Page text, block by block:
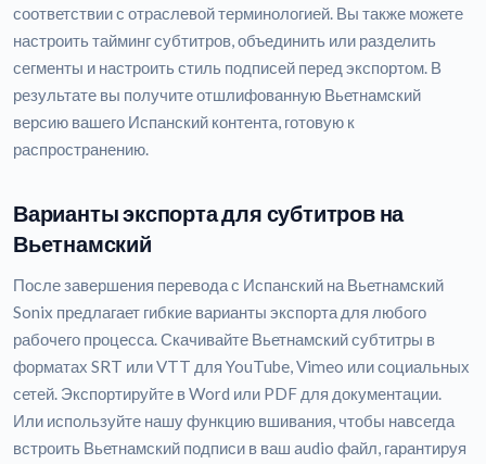
соответствии с отраслевой терминологией. Вы также можете
настроить тайминг субтитров, объединить или разделить
сегменты и настроить стиль подписей перед экспортом. В
результате вы получите отшлифованную Вьетнамский
версию вашего Испанский контента, готовую к
распространению.
Варианты экспорта для субтитров на
Вьетнамский
После завершения перевода с Испанский на Вьетнамский
Sonix предлагает гибкие варианты экспорта для любого
рабочего процесса. Скачивайте Вьетнамский субтитры в
форматах SRT или VTT для YouTube, Vimeo или социальных
сетей. Экспортируйте в Word или PDF для документации.
Или используйте нашу функцию вшивания, чтобы навсегда
встроить Вьетнамский подписи в ваш audio файл, гарантируя